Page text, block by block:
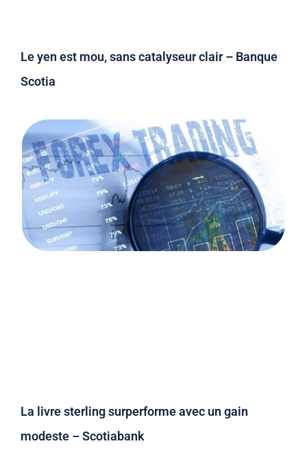
Le yen est mou, sans catalyseur clair – Banque
Scotia
La livre sterling surperforme avec un gain
modeste – Scotiabank